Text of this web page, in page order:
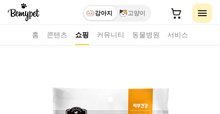
강아지 고양이
홈 콘텐츠 쇼핑 커뮤니티 동물병원 서비스